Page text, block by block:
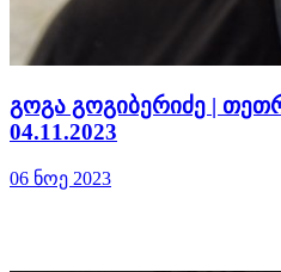
გოგა გოგიბერიძე |
04.11.2023
06 ნოე 2023